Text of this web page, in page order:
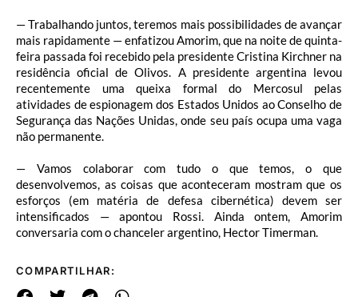
— Trabalhando juntos, teremos mais possibilidades de avançar
mais rapidamente — enfatizou Amorim, que na noite de quinta-
feira passada foi recebido pela presidente Cristina Kirchner na
residência oficial de Olivos. A presidente argentina levou
recentemente uma queixa formal do Mercosul pelas
atividades de espionagem dos Estados Unidos ao Conselho de
Segurança das Nações Unidas, onde seu país ocupa uma vaga
não permanente.
— Vamos colaborar com tudo o que temos, o que
desenvolvemos, as coisas que aconteceram mostram que os
esforços (em matéria de defesa cibernética) devem ser
intensificados — apontou Rossi. Ainda ontem, Amorim
conversaria com o chanceler argentino, Hector Timerman.
COMPARTILHAR: